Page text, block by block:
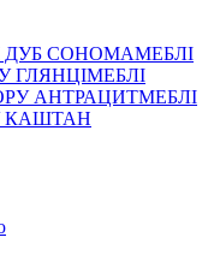
ДУБ СОНОМАМЕБЛІ
ГЛЯНЦІМЕБЛІ
АНТРАЦИТМЕБЛІ
КАШТАН